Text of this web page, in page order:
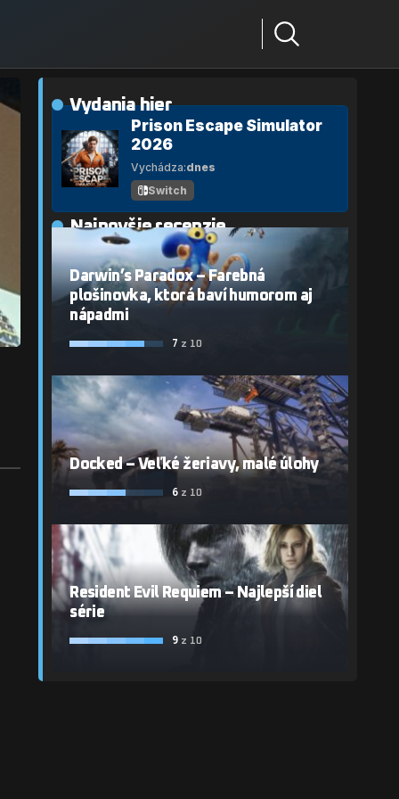
Vydania hier
Prison Escape Simulator
2026
Vychádza:dnes
Switch
Najnovšie recenzie
Darwin’s Paradox – Farebná
plošinovka, ktorá baví humorom aj
nápadmi
7 z 10
Docked – Veľké žeriavy, malé úlohy
6 z 10
Resident Evil Requiem – Najlepší diel
série
9 z 10